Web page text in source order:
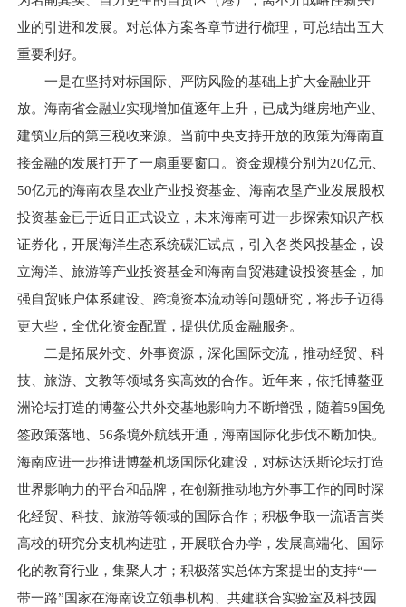
业的引进和发展。对总体方案各章节进行梳理，可总结出五大
重要利好。
一是在坚持对标国际、严防风险的基础上扩大金融业开
放。海南省金融业实现增加值逐年上升，已成为继房地产业、
建筑业后的第三税收来源。当前中央支持开放的政策为海南直
接金融的发展打开了一扇重要窗口。资金规模分别为20亿元、
50亿元的海南农垦农业产业投资基金、海南农垦产业发展股权
投资基金已于近日正式设立，未来海南可进一步探索知识产权
证券化，开展海洋生态系统碳汇试点，引入各类风投基金，设
立海洋、旅游等产业投资基金和海南自贸港建设投资基金，加
强自贸账户体系建设、跨境资本流动等问题研究，将步子迈得
更大些，全优化资金配置，提供优质金融服务。
二是拓展外交、外事资源，深化国际交流，推动经贸、科
技、旅游、文教等领域务实高效的合作。近年来，依托博鳌亚
洲论坛打造的博鳌公共外交基地影响力不断增强，随着59国免
签政策落地、56条境外航线开通，海南国际化步伐不断加快。
海南应进一步推进博鳌机场国际化建设，对标达沃斯论坛打造
世界影响力的平台和品牌，在创新推动地方外事工作的同时深
化经贸、科技、旅游等领域的国际合作；积极争取一流语言类
高校的研究分支机构进驻，开展联合办学，发展高端化、国际
化的教育行业，集聚人才；积极落实总体方案提出的支持“一
带一路”国家在海南设立领事机构、共建联合实验室及科技园